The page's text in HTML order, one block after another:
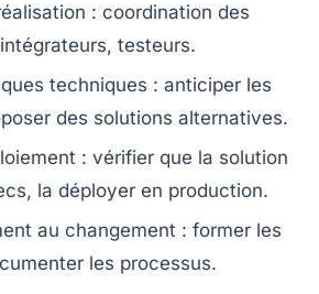
: coordination des
testeurs.
techniques : anticiper les
des solutions alternatives.
: vérifier que la solution
la déployer en production.
au changement : former les
les processus.